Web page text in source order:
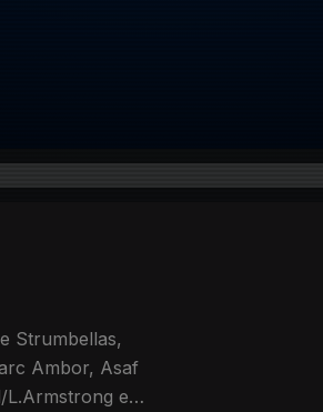
Strumbellas,
Ambor, Asaf
L.Armstrong e